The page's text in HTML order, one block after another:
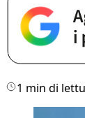
1 min di